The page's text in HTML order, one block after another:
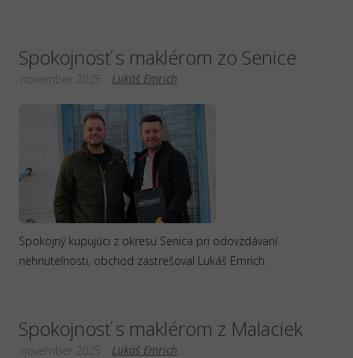
Spokojnosť s maklérom zo Senice
Lukáš Emrich
november 2025
Spokojný kupujúci z okresu Senica pri odovzdávaní
nehnuteľnosti, obchod zastrešoval Lukáš Emrich.
Spokojnosť s maklérom z Malaciek
Lukáš Emrich
november 2025